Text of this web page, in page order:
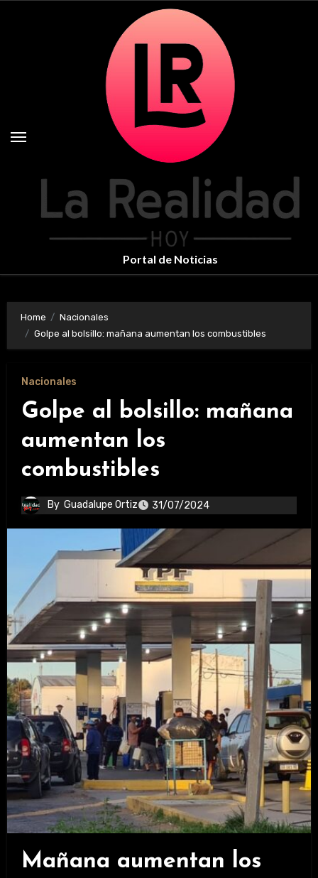
Portal de Noticias
Home
Nacionales
Golpe al bolsillo: mañana aumentan los combustibles
Nacionales
Golpe al bolsillo: mañana
aumentan los
combustibles
By Guadalupe Ortiz 31/07/2024
Mañana aumentan los